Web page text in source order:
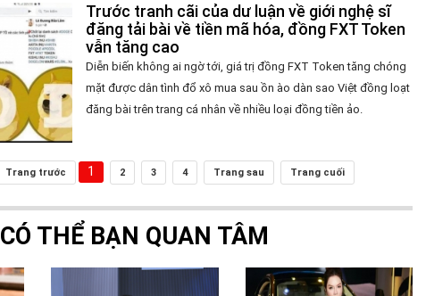
Trước tranh cãi của dư luận về giới nghệ sĩ
đăng tải bài về tiền mã hóa, đồng FXT Token
vẫn tăng cao
Diễn biến không ai ngờ tới, giá trị đồng FXT Token tăng chóng
mặt được dân tình đổ xô mua sau ồn ào dàn sao Việt đồng loạt
đăng bài trên trang cá nhân về nhiều loại đồng tiền ảo.
Trang trước 1 2 3 4 Trang sau Trang cuối
CÓ THỂ BẠN QUAN TÂM